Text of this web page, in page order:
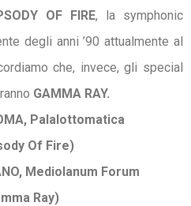
OF FIRE, la symphonic
degli anni ’90 attualmente al
che, invece, gli special
GAMMA RAY.
Palalottomatica
Of Fire)
Mediolanum Forum
Ray)